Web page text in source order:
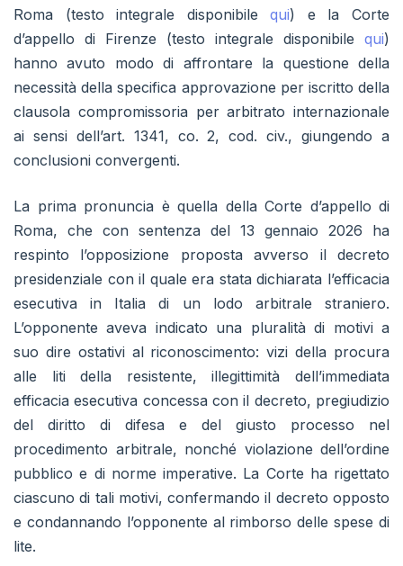
Roma (testo integrale disponibilequi) e la Corte
d’appello di Firenze (testo integrale disponibile qui)
hanno avuto modo di affrontare la questione della
necessità della specifica approvazione per iscritto della
clausola compromissoria per arbitrato internazionale
ai sensi dell’art. 1341, co. 2, cod. civ., giungendo a
conclusioni convergenti.
La prima pronuncia è quella della Corte d’appello di
Roma, che con sentenza del 13 gennaio 2026 ha
respinto l’opposizione proposta avverso il decreto
presidenziale con il quale era stata dichiarata l’efficacia
esecutiva in Italia di un lodo arbitrale straniero.
L’opponente aveva indicato una pluralità di motivi a
suo dire ostativi al riconoscimento: vizi della procura
alle liti della resistente, illegittimità dell’immediata
efficacia esecutiva concessa con il decreto, pregiudizio
del diritto di difesa e del giusto processo nel
procedimento arbitrale, nonché violazione dell’ordine
pubblico e di norme imperative. La Corte ha rigettato
ciascuno di tali motivi, confermando il decreto opposto
e condannando l’opponente al rimborso delle spese di
lite.